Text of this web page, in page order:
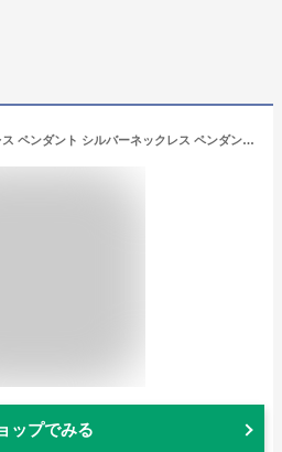
4℃ ヨンドシー ネックレス ペンダント シルバーネックレス ペンダント アクセサリー ジュエリー ジルコニア ピンク ゴールド カナル 4C シンプル canal 4℃ レディース ブランド おしゃれ ギフト 15182412100 ロング シンプル 小ぶり 新品
ップでみる